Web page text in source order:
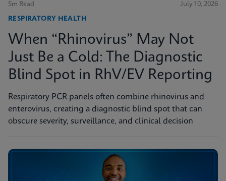
5m Read July 10, 2026
RESPIRATORY HEALTH
When “Rhinovirus” May Not
Just Be a Cold: The Diagnostic
Blind Spot in RhV/EV Reporting
Respiratory PCR panels often combine rhinovirus and
enterovirus, creating a diagnostic blind spot that can
obscure severity, surveillance, and clinical decision